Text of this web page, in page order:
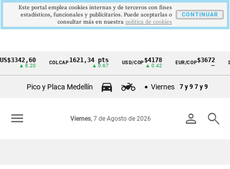
Cintillo
Colombia
COLCAP1621,34 pts USD/COP$4178
▲ 0.42
EUR/COP$3672
—
Pico y Placa Medellín Viernes 7 y 9 7 y 9
person search
Viernes, 7 de Agosto de 2026
menu
Este portal emplea cookies internas y de terceros con fines
estadísticos, funcionales y publicitarios. Puede aceptarlas o
consultar más en nuestra politica de cookies
CONTINUAR